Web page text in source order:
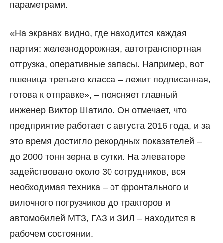
параметрами.
«На экранах видно, где находится каждая
партия: железнодорожная, автотранспортная
отгрузка, оперативные запасы. Например, вот
пшеница третьего класса – лежит подписанная,
готова к отправке», – поясняет главный
инженер Виктор Шатило. Он отмечает, что
предприятие работает с августа 2016 года, и за
это время достигло рекордных показателей –
до 2000 тонн зерна в сутки. На элеваторе
задействовано около 30 сотрудников, вся
необходимая техника – от фронтального и
вилочного погрузчиков до тракторов и
автомобилей МТЗ, ГАЗ и ЗИЛ – находится в
рабочем состоянии.